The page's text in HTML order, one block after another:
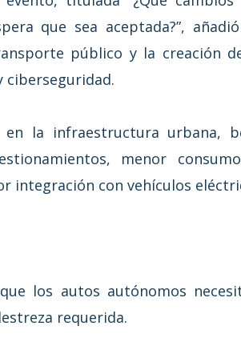
que sea aceptada?”,
público y la creación
en la infraestructura urbana,
menor
integración con vehículos
los autos autónomos
requerida.